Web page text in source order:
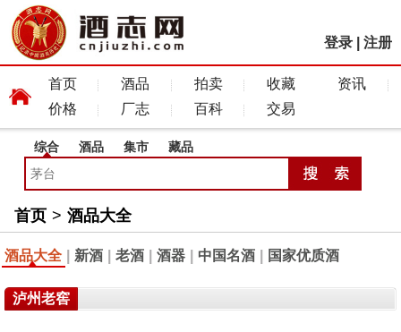
登录 注册
首页 酒品 拍卖 收藏
资讯
价格
厂志 百科 交易
综合 酒品 集市 藏品
首页 > 酒品大全
酒品大全 新酒 老酒 酒器 中国名酒 国家优质酒
泸州老窖